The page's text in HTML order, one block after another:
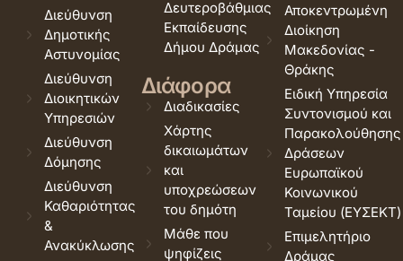
Διεύθυνση
Δημοτικής
Αστυνομίας
Διεύθυνση
Διοικητικών
Υπηρεσιών
Διεύθυνση
Δόμησης
Διεύθυνση
Καθαριότητας
&
Ανακύκλωσης
Δευτεροβάθμιας
Εκπαίδευσης
Δήμου Δράμας
Διάφορα
Διαδικασίες
Χάρτης
δικαιωμάτων
και
υποχρεώσεων
του δημότη
Μάθε που
ψηφίζεις
Αποκεντρωμένη
Διοίκηση
Μακεδονίας -
Θράκης
Ειδική Υπηρεσία
Συντονισμού και
Παρακολούθησης
Δράσεων
Ευρωπαϊκού
Κοινωνικού
Ταμείου (ΕΥΣΕΚΤ)
Επιμελητήριο
Δράμας